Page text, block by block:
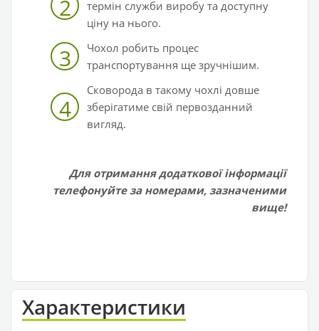
2
термін служби виробу та доступну
ціну на нього.
3
Чохол робить процес
транспортування ще зручнішим.
4
Сковорода в такому чохлі довше
зберігатиме свій первозданний
вигляд.
Для отримання додаткової інформації
телефонуйте за номерами, зазначеними
вище!
Характеристики